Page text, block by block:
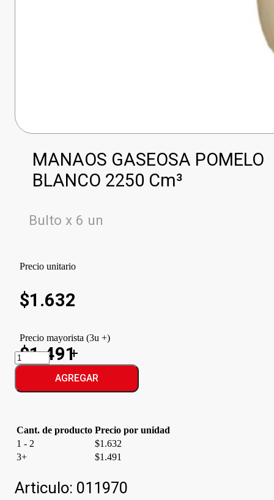
MANAOS GASEOSA POMELO
BLANCO 2250 Cm³
Bulto x 6 un
Precio unitario
$1.632
Precio mayorista (3u +)
$1.491
MANAOS
GASEOSA
POMELO
BLANCO
cantidad
AGREGAR
Cant. de producto Precio por unidad
1 - 2
$1.632
3+
$1.491
Articulo: 011970